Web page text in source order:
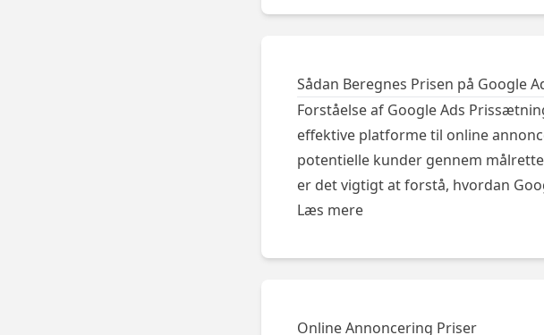
Sådan Beregnes Prisen på Google
Forståelse af Google Ads
effektive platforme til online
potentielle kunder gennem
er det vigtigt at forstå, hvordan
Læs mere
Online Annoncering Priser